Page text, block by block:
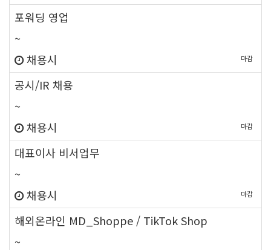
포워딩 영업
~
채용시
마감
공시/IR 채용
~
채용시
마감
대표이사 비서업무
~
채용시
마감
해외온라인 MD_Shoppe / TikTok Shop
~